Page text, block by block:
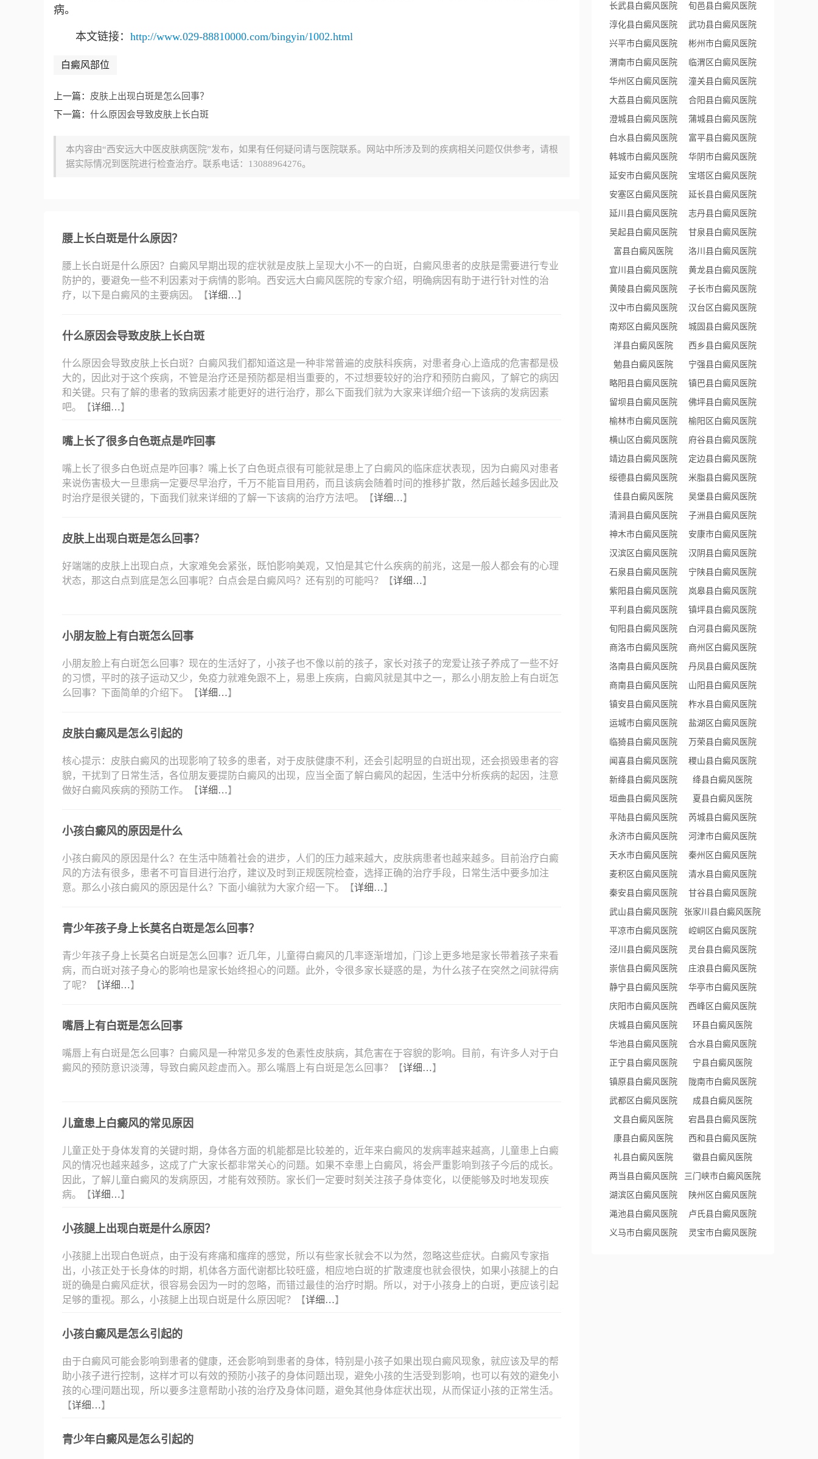
病。
本文链接： http://www.029-88810000.com/bingyin/1002.html
白癜风部位
上一篇： 皮肤上出现白斑是怎么回事？
下一篇： 什么原因会导致皮肤上长白斑
本内容由“西安远大中医皮肤病医院”发布，如果有任何疑问请与医院联系。网站中所涉及到的疾病相关问题仅供参考，请根
据实际情况到医院进行检查治疗。联系电话：13088964276。
腰上长白斑是什么原因？
腰上长白斑是什么原因？白癜风早期出现的症状就是皮肤上呈现大小不一的白斑，白癜风患者的皮肤是需要进行专业
防护的，要避免一些不利因素对于病情的影响。西安远大白癜风医院的专家介绍，明确病因有助于进行针对性的治
疗，以下是白癜风的主要病因。【详细…】
什么原因会导致皮肤上长白斑
什么原因会导致皮肤上长白斑？白癜风我们都知道这是一种非常普遍的皮肤科疾病，对患者身心上造成的危害都是极
大的，因此对于这个疾病，不管是治疗还是预防都是相当重要的，不过想要较好的治疗和预防白癜风，了解它的病因
和关键。只有了解的患者的致病因素才能更好的进行治疗，那么下面我们就为大家来详细介绍一下该病的发病因素
吧。【详细…】
嘴上长了很多白色斑点是咋回事
嘴上长了很多白色斑点是咋回事？嘴上长了白色斑点很有可能就是患上了白癜风的临床症状表现，因为白癜风对患者
来说伤害极大一旦患病一定要尽早治疗，千万不能盲目用药，而且该病会随着时间的推移扩散，然后越长越多因此及
时治疗是很关键的，下面我们就来详细的了解一下该病的治疗方法吧。【详细…】
皮肤上出现白斑是怎么回事？
好端端的皮肤上出现白点，大家难免会紧张，既怕影响美观，又怕是其它什么疾病的前兆，这是一般人都会有的心理
状态，那这白点到底是怎么回事呢？白点会是白癜风吗？还有别的可能吗？【详细…】
小朋友脸上有白斑怎么回事
小朋友脸上有白斑怎么回事？现在的生活好了，小孩子也不像以前的孩子，家长对孩子的宠爱让孩子养成了一些不好
的习惯，平时的孩子运动又少，免疫力就难免跟不上，易患上疾病，白癜风就是其中之一，那么小朋友脸上有白斑怎
么回事？下面简单的介绍下。【详细…】
皮肤白癜风是怎么引起的
核心提示：皮肤白癜风的出现影响了较多的患者，对于皮肤健康不利，还会引起明显的白斑出现，还会损毁患者的容
貌，干扰到了日常生活，各位朋友要提防白癜风的出现，应当全面了解白癜风的起因，生活中分析疾病的起因，注意
做好白癜风疾病的预防工作。【详细…】
小孩白癜风的原因是什么
小孩白癜风的原因是什么？在生活中随着社会的进步，人们的压力越来越大，皮肤病患者也越来越多。目前治疗白癜
风的方法有很多，患者不可盲目进行治疗，建议及时到正规医院检查，选择正确的治疗手段，日常生活中要多加注
意。那么小孩白癜风的原因是什么？下面小编就为大家介绍一下。【详细…】
青少年孩子身上长莫名白斑是怎么回事？
青少年孩子身上长莫名白斑是怎么回事？近几年，儿童得白癜风的几率逐渐增加，门诊上更多地是家长带着孩子来看
病，而白斑对孩子身心的影响也是家长始终担心的问题。此外，令很多家长疑惑的是，为什么孩子在突然之间就得病
了呢？【详细…】
嘴唇上有白斑是怎么回事
嘴唇上有白斑是怎么回事？白癜风是一种常见多发的色素性皮肤病，其危害在于容貌的影响。目前，有许多人对于白
癜风的预防意识淡薄，导致白癜风趁虚而入。那么嘴唇上有白斑是怎么回事？【详细…】
儿童患上白癜风的常见原因
儿童正处于身体发育的关键时期，身体各方面的机能都是比较差的，近年来白癜风的发病率越来越高，儿童患上白癜
风的情况也越来越多，这成了广大家长都非常关心的问题。如果不幸患上白癜风，将会严重影响到孩子今后的成长。
因此，了解儿童白癜风的发病原因，才能有效预防。家长们一定要时刻关注孩子身体变化，以便能够及时地发现疾
病。【详细…】
小孩腿上出现白斑是什么原因？
小孩腿上出现白色斑点，由于没有疼痛和瘙痒的感觉，所以有些家长就会不以为然，忽略这些症状。白癜风专家指
出，小孩正处于长身体的时期，机体各方面代谢都比较旺盛，相应地白斑的扩散速度也就会很快，如果小孩腿上的白
斑的确是白癜风症状，很容易会因为一时的忽略，而错过最佳的治疗时期。所以，对于小孩身上的白斑，更应该引起
足够的重视。那么，小孩腿上出现白斑是什么原因呢？【详细…】
小孩白癜风是怎么引起的
由于白癜风可能会影响到患者的健康，还会影响到患者的身体，特别是小孩子如果出现白癜风现象，就应该及早的帮
助小孩子进行控制，这样才可以有效的预防小孩子的身体问题出现，避免小孩的生活受到影响，也可以有效的避免小
孩的心理问题出现，所以要多注意帮助小孩的治疗及身体问题，避免其他身体症状出现，从而保证小孩的正常生活。
【详细…】
青少年白癜风是怎么引起的
长武县白癜风医院 旬邑县白癜风医院
淳化县白癜风医院 武功县白癜风医院
兴平市白癜风医院 彬州市白癜风医院
渭南市白癜风医院 临渭区白癜风医院
华州区白癜风医院 潼关县白癜风医院
大荔县白癜风医院 合阳县白癜风医院
澄城县白癜风医院 蒲城县白癜风医院
白水县白癜风医院 富平县白癜风医院
韩城市白癜风医院 华阴市白癜风医院
延安市白癜风医院 宝塔区白癜风医院
安塞区白癜风医院 延长县白癜风医院
延川县白癜风医院 志丹县白癜风医院
吴起县白癜风医院 甘泉县白癜风医院
富县白癜风医院 洛川县白癜风医院
宜川县白癜风医院 黄龙县白癜风医院
黄陵县白癜风医院 子长市白癜风医院
汉中市白癜风医院 汉台区白癜风医院
南郑区白癜风医院 城固县白癜风医院
洋县白癜风医院 西乡县白癜风医院
勉县白癜风医院 宁强县白癜风医院
略阳县白癜风医院 镇巴县白癜风医院
留坝县白癜风医院 佛坪县白癜风医院
榆林市白癜风医院 榆阳区白癜风医院
横山区白癜风医院 府谷县白癜风医院
靖边县白癜风医院 定边县白癜风医院
绥德县白癜风医院 米脂县白癜风医院
佳县白癜风医院 吴堡县白癜风医院
清涧县白癜风医院 子洲县白癜风医院
神木市白癜风医院 安康市白癜风医院
汉滨区白癜风医院 汉阴县白癜风医院
石泉县白癜风医院 宁陕县白癜风医院
紫阳县白癜风医院 岚皋县白癜风医院
平利县白癜风医院 镇坪县白癜风医院
旬阳县白癜风医院 白河县白癜风医院
商洛市白癜风医院 商州区白癜风医院
洛南县白癜风医院 丹凤县白癜风医院
商南县白癜风医院 山阳县白癜风医院
镇安县白癜风医院 柞水县白癜风医院
运城市白癜风医院 盐湖区白癜风医院
临猗县白癜风医院 万荣县白癜风医院
闻喜县白癜风医院 稷山县白癜风医院
新绛县白癜风医院 绛县白癜风医院
垣曲县白癜风医院 夏县白癜风医院
平陆县白癜风医院 芮城县白癜风医院
永济市白癜风医院 河津市白癜风医院
天水市白癜风医院 秦州区白癜风医院
麦积区白癜风医院 清水县白癜风医院
秦安县白癜风医院 甘谷县白癜风医院
武山县白癜风医院 张家川县白癜风医院
平凉市白癜风医院 崆峒区白癜风医院
泾川县白癜风医院 灵台县白癜风医院
崇信县白癜风医院 庄浪县白癜风医院
静宁县白癜风医院 华亭市白癜风医院
庆阳市白癜风医院 西峰区白癜风医院
庆城县白癜风医院 环县白癜风医院
华池县白癜风医院 合水县白癜风医院
正宁县白癜风医院 宁县白癜风医院
镇原县白癜风医院 陇南市白癜风医院
武都区白癜风医院 成县白癜风医院
文县白癜风医院 宕昌县白癜风医院
康县白癜风医院 西和县白癜风医院
礼县白癜风医院 徽县白癜风医院
两当县白癜风医院 三门峡市白癜风医院
湖滨区白癜风医院 陕州区白癜风医院
渑池县白癜风医院 卢氏县白癜风医院
义马市白癜风医院 灵宝市白癜风医院